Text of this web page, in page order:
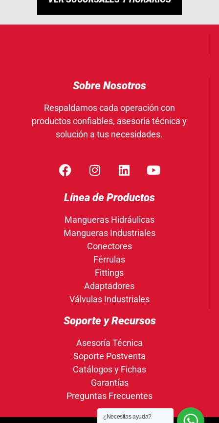
Sobre Nosotros
Respaldamos cada operación con
productos confiables, asesoría técnica y
solución a tus necesidades.
Línea de Productos
Mangueras Hidráulicas
Mangueras Industriales
Conectores
Férrulas
Fittings
Adaptadores
Válvulas Industriales
Soporte y Recursos
Asesoría Técnica
Soporte Postventa
Catálogos y Fichas
Garantías
Preguntas Frecuentes
¿Necesitas ayuda?